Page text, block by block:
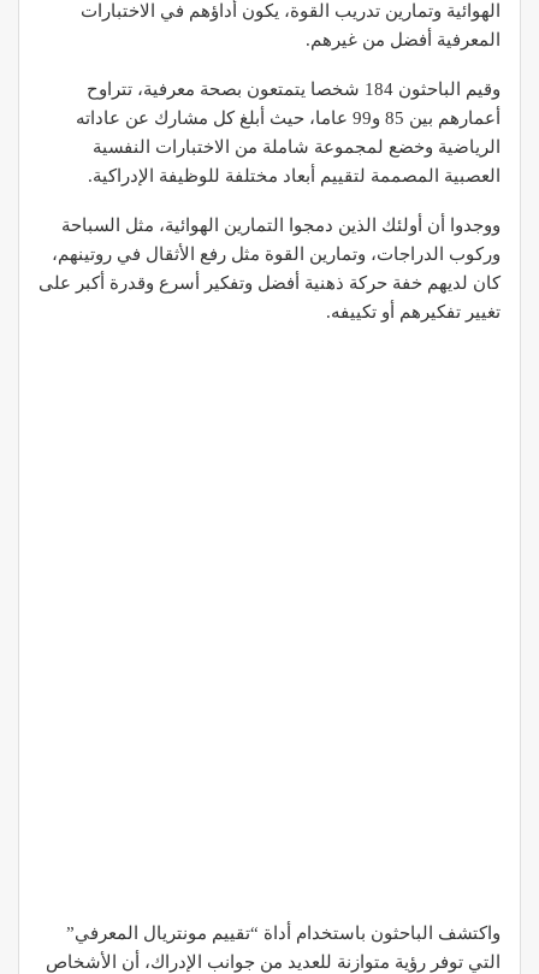
الهوائية وتمارين تدريب القوة، يكون أداؤهم في الاختبارات
المعرفية أفضل من غيرهم.
وقيم الباحثون 184 شخصا يتمتعون بصحة معرفية، تتراوح
أعمارهم بين 85 و99 عاما، حيث أبلغ كل مشارك عن عاداته
الرياضية وخضع لمجموعة شاملة من الاختبارات النفسية
العصبية المصممة لتقييم أبعاد مختلفة للوظيفة الإدراكية.
ووجدوا أن أولئك الذين دمجوا التمارين الهوائية، مثل السباحة
وركوب الدراجات، وتمارين القوة مثل رفع الأثقال في روتينهم،
كان لديهم خفة حركة ذهنية أفضل وتفكير أسرع وقدرة أكبر على
تغيير تفكيرهم أو تكييفه.
واكتشف الباحثون باستخدام أداة “تقييم مونتريال المعرفي”
التي توفر رؤية متوازنة للعديد من جوانب الإدراك، أن الأشخاص